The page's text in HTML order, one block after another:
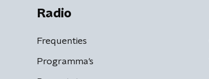
Radio
Frequenties
Programma's